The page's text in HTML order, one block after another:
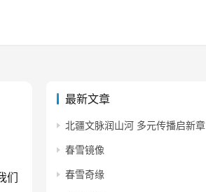
们
最新文章
北疆文脉润山河 多元传播启新章
春雪镜像
春雪奇缘